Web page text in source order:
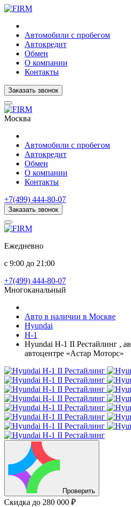
Автомобили с пробегом
Автокредит
Обмен
О компании
Контакты
Заказать звонок
Москва
Автомобили с пробегом
Автокредит
Обмен
О компании
Контакты
+7(499) 444-80-07
Заказать звонок
Ежедневно
с 9:00 до 21:00
+7(499) 444-80-07
Многоканальный
Авто в наличии в Москве
Hyundai
H-1
Hyundai H-1 II Рестайлинг ,
автоцентре «Астар Моторс»
Проверить
Скидка до 280 000 ₽